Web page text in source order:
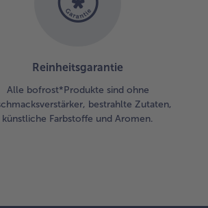
Reinheitsgarantie
Alle bofrost*Produkte sind ohne
bestrahlte Zutaten,
künstliche Farbstoffe und Aromen.